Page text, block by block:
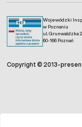
Wojewódzki
w Poznaniu
ul. Grunwaldzka
60-166 Poznań
Copyright © 2013-